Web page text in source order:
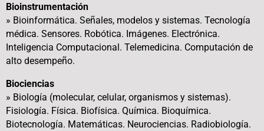
Bioinstrumentación
» Bioinformática. Señales, modelos y sistemas. Tecnología
médica. Sensores. Robótica. Imágenes. Electrónica.
Inteligencia Computacional. Telemedicina. Computación de
alto desempeño.
Biociencias
» Biología (molecular, celular, organismos y sistemas).
Fisiología. Física. Biofísica. Química. Bioquímica.
Biotecnología. Matemáticas. Neurociencias. Radiobiología.